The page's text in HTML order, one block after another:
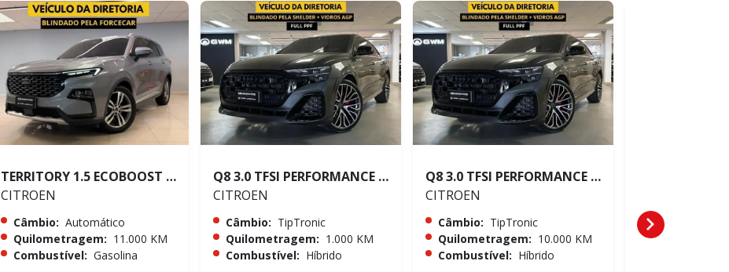
TERRITORY 1.5 ECOBOOST GTDI TITANIUM
CITROEN
Câmbio: Automático
Quilometragem: 11.000 KM
Combustível: Gasolina
Q8 3.0 TFSI PERFORMANCE BLACK QUATTRO
CITROEN
Câmbio: TipTronic
Quilometragem: 1.000 KM
Combustível: Híbrido
Q8 3.0 TFSI PERFORMANCE BLACK QUATTRO
CITROEN
Câmbio: TipTronic
Quilometragem: 10.000 KM
Combustível: Híbrido
Câmbio: